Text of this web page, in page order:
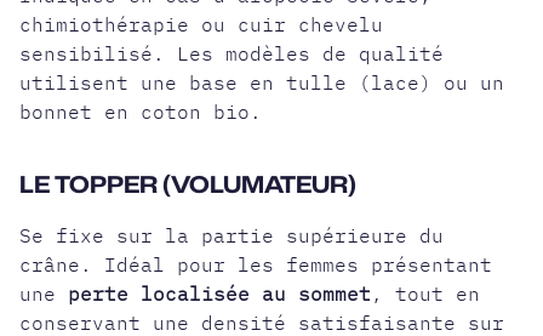
chimiothérapie ou cuir chevelu
sensibilisé. Les modèles de qualité
utilisent une base en tulle (lace) ou un
bonnet en coton bio.
LE TOPPER (VOLUMATEUR)
Se fixe sur la partie supérieure du
crâne. Idéal pour les femmes présentant
une perte localisée au sommet , tout en
conservant une densité satisfaisante sur